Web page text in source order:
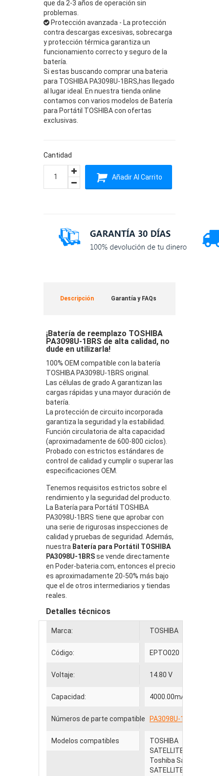
que da 2-3 años de operación sin
problemas.
Protección avanzada - La protección
contra descargas excesivas, sobrecarga
y protección térmica garantiza un
funcionamiento correcto y seguro de la
batería.
Si estas buscando comprar una bateria
para TOSHIBA PA3098U-1BRS,has llegado
al lugar ideal. En nuestra tienda online
contamos con varios modelos de Batería
para Portátil TOSHIBA con ofertas
exclusivas.
Cantidad
Añadir Al Carrito
Descripción Garantía y FAQs
¡Batería de reemplazo TOSHIBA
PA3098U-1BRS de alta calidad, no
dude en utilizarla!
100% OEM compatible con la batería
TOSHIBA PA3098U-1BRS original.
Las células de grado A garantizan las
cargas rápidas y una mayor duración de
batería.
La protección de circuito incorporada
garantiza la seguridad y la estabilidad.
Función circulatoria de alta capacidad
(aproximadamente de 600-800 ciclos).
Probado con estrictos estándares de
control de calidad y cumplir o superar las
especificaciones OEM.
Tenemos requisitos estrictos sobre el
rendimiento y la seguridad del producto.
La Batería para Portátil TOSHIBA
PA3098U-1BRS tiene que aprobar con
una serie de rigurosas inspecciones de
calidad y pruebas de seguridad. Además,
nuestra Batería para Portátil TOSHIBA
PA3098U-1BRSse vende directamente
en Poder-bateria.com, entonces el precio
es aproximadamente 20-50% más bajo
que el de otros intermediarios y tiendas
reales.
Detalles técnicos
Marca: TOSHIBA
Código: EPTO020
Voltaje: 14.80 V
Capacidad: 4000.00mAh
Números de parte compatibles PA3098U-1BA
Modelos compatibles
TOSHIBA
SATELLITE 1200
Toshiba Satellite
SATELLITE 1200-